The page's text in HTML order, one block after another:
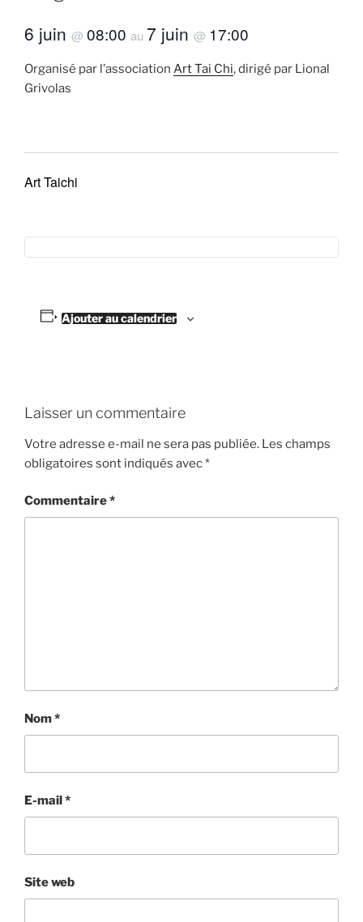
6 juin @ 08:00 au 7 juin @ 17:00
Organisé par l’association Art Tai Chi, dirigé par Lional
Grivolas
Art Taichi
Ajouter au calendrier
Laisser un commentaire
Votre adresse e-mail ne sera pas publiée. Les champs
obligatoires sont indiqués avec*
Commentaire*
Nom*
E-mail*
Site web